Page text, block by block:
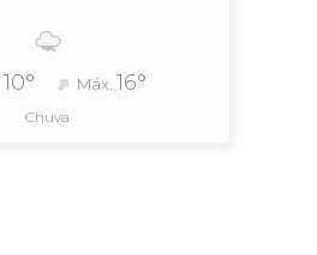
10° Máx. 16°
Chuva